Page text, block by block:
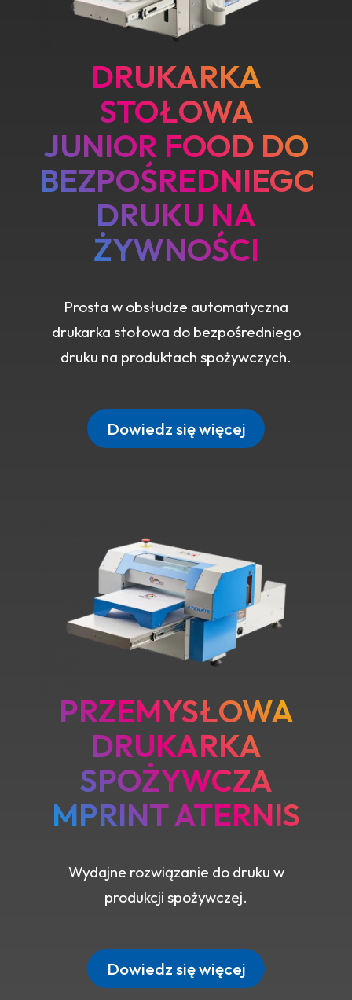
DRUKARKA
STOŁOWA
JUNIOR FOOD DO
BEZPOŚREDNIEGO
DRUKU NA
ŻYWNOŚCI
Prosta w obsłudze automatyczna
drukarka stołowa do bezpośredniego
druku na produktach spożywczych.
Dowiedz się więcej
PRZEMYSŁOWA
DRUKARKA
SPOŻYWCZA
MPRINT ATERNIS
Wydajne rozwiązanie do druku w
produkcji spożywczej.
Dowiedz się więcej